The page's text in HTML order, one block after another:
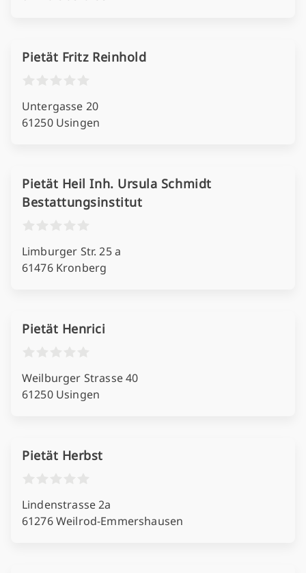
Pietät Fritz Reinhold
Untergasse 20
61250 Usingen
Pietät Heil Inh. Ursula Schmidt
Bestattungsinstitut
Limburger Str. 25 a
61476 Kronberg
Pietät Henrici
Weilburger Strasse 40
61250 Usingen
Pietät Herbst
Lindenstrasse 2a
61276 Weilrod-Emmershausen